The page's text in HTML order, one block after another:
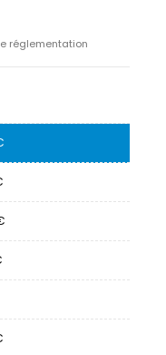
réglementation